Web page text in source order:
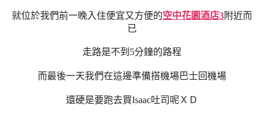
就位於我們前一晚入住便宜又方便的空中花園酒店3附近而
已
走路是不到5分鐘的路程
而最後一天我們在這邊準備搭機場巴士回機場
還硬是要跑去買Isaac吐司呢ＸＤ